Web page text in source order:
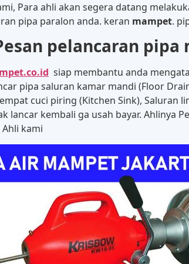
Para ahli akan segera datang
pipa paralon anda. keran mampet.
pelancaran pipa
siap membantu anda
pipa saluran kamar mandi (Floor
cuci piring (Kitchen Sink), Saluran
lancar kembali ga usah bayar. Ahlinya
Ahli kami